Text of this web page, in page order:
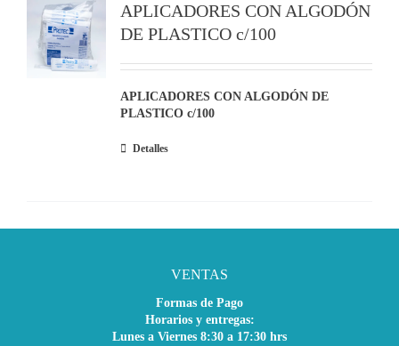
APLICADORES CON ALGODÓN
DE PLASTICO c/100
APLICADORES CON ALGODÓN DE
PLASTICO c/100
Detalles
VENTAS
Formas de Pago
Horarios y entregas:
Lunes a Viernes 8:30 a 17:30 hrs